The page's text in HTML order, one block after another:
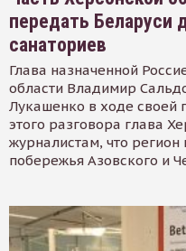
передать Беларуси
санаториев
Глава назначенной
области Владимир
Лукашенко в ходе своей
этого разговора глава
журналистам, что регион
побережья Азовского и